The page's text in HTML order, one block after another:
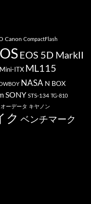
Canon CompactFlash
EOS 5D MarkII
Mini-ITX ML115
NASA N BOX
SONY STS-134 TG-810
ーデータ キヤノン
ク ベンチマーク